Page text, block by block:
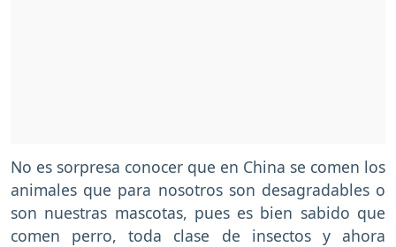
No es sorpresa conocer que en China se comen los
animales que para nosotros son desagradables o
son nuestras mascotas, pues es bien sabido que
comen perro, toda clase de insectos y ahora